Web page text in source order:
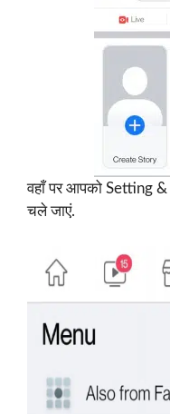
वहाँ पर आपको Setting
चले जाएं.